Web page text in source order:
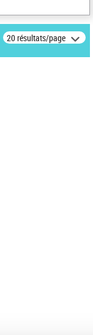
20 résultats/page